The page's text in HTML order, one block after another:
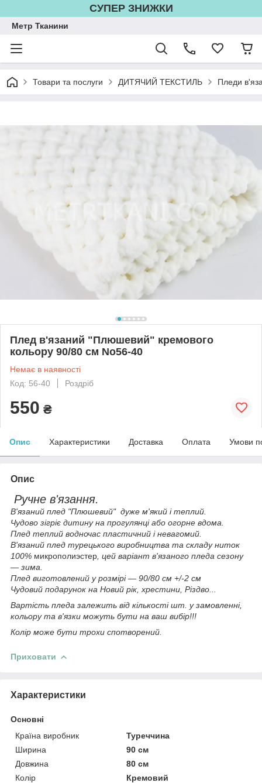
СУПЕР ЗНИЖКИ
Метр Тканини
Товари та послуги ДИТЯЧИЙ ТЕКСТИЛЬ Пледи
Плед в'язаний "Плюшевий" кремового
кольору 90/80 см No56-40
Немає в наявності
Код: 56-40
Роздріб
550 ₴
Опис Характеристики Доставка Оплата Умови
Опис
Ручне в'язання.
В'язаний плед "Плюшевий" дуже м'який і теплий.
Чудово зігріє дитину на прогулянці або огорне вдома.
Плед теплий водночас пластичний і невагомий.
В'язаний плед турецького виробництва та складу ниток
100% микрополиэстер , цей варіант в'язаного пледа сезону
— зима.
Плед виготовлений у розмірі — 90/80 см +/-2 см
Чудовий подарунок на Новий рік, хрестини, Різдво...
Вартість пледа залежить від кількості шт. у замовленні,
кольору та в'язки можуть бути на ваш вибір!!!
Колір може бути трохи спотворений.
Приховати
Характеристики
Основні
Країна виробник
Туреччина
Ширина
90 см
Довжина
80 см
Колір
Кремовий